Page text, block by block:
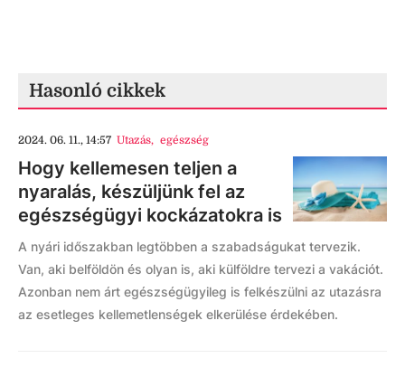
Hasonló cikkek
2024. 06. 11., 14:57 Utazás, egészség
Hogy kellemesen teljen a
nyaralás, készüljünk fel az
egészségügyi kockázatokra is
A nyári időszakban legtöbben a szabadságukat tervezik.
Van, aki belföldön és olyan is, aki külföldre tervezi a vakációt.
Azonban nem árt egészségügyileg is felkészülni az utazásra
az esetleges kellemetlenségek elkerülése érdekében.